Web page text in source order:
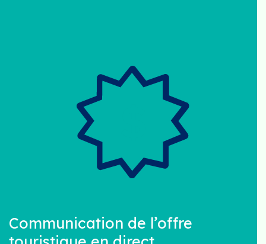
Communication de l’offre